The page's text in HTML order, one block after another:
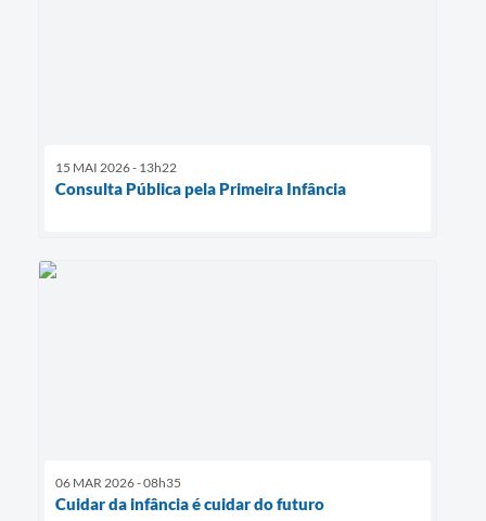
15 MAI 2026 - 13h22
Consulta Pública pela Primeira Infância
06 MAR 2026 - 08h35
Cuidar da infância é cuidar do futuro